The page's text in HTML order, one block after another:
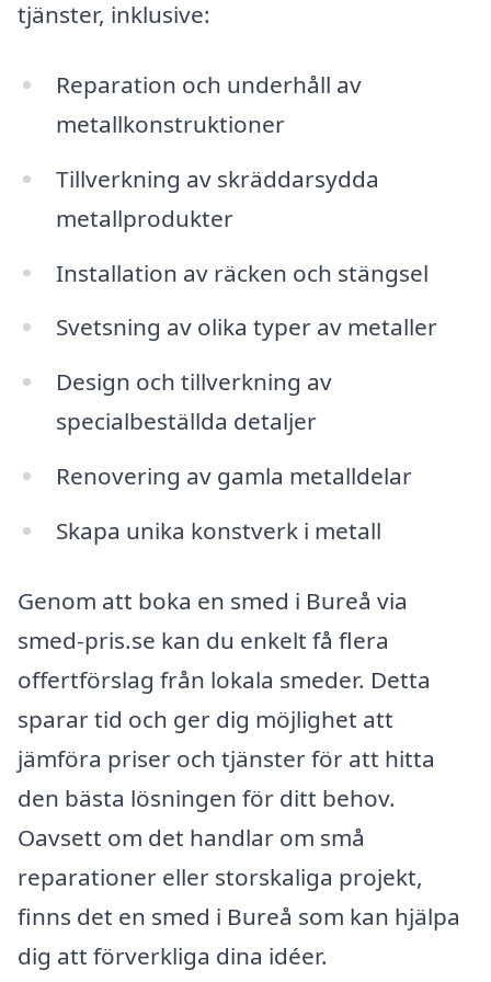
tjänster, inklusive:
Reparation och underhåll av
metallkonstruktioner
Tillverkning av skräddarsydda
metallprodukter
Installation av räcken och stängsel
Svetsning av olika typer av metaller
Design och tillverkning av
specialbeställda detaljer
Renovering av gamla metalldelar
Skapa unika konstverk i metall
Genom att boka en smed i Bureå via
smed-pris.se kan du enkelt få flera
offertförslag från lokala smeder. Detta
sparar tid och ger dig möjlighet att
jämföra priser och tjänster för att hitta
den bästa lösningen för ditt behov.
Oavsett om det handlar om små
reparationer eller storskaliga projekt,
finns det en smed i Bureå som kan hjälpa
dig att förverkliga dina idéer.